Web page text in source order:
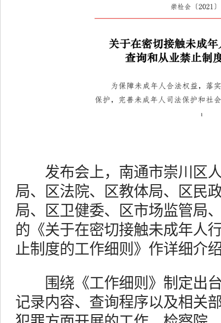
发布会上，南通市崇川区人
局、区法院、区教体局、区民
局、区卫健委、区市场监管局
的《关于在密切接触未成年人
止制度的工作细则》作详细介
围绕《工作细则》制定出台
记录内容、查询程序以及相关